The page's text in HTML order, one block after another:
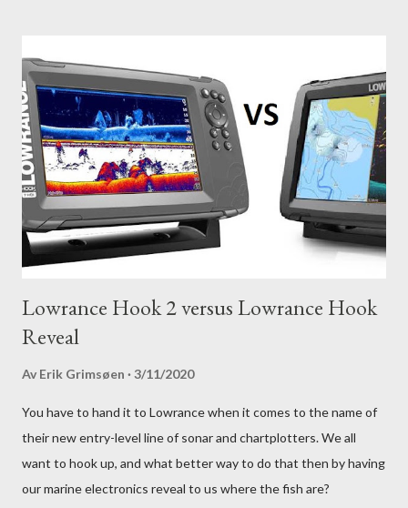
Lowrance Hook 2 versus Lowrance Hook
Reveal
Av Erik Grimsøen 3/11/2020
You have to hand it to Lowrance when it comes to the name of
their new entry-level line of sonar and chartplotters. We all
want to hook up, and what better way to do that then by having
our marine electronics reveal to us where the fish are?